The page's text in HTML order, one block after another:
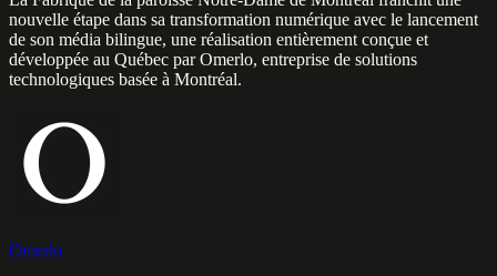
nouvelle étape dans sa transformation numérique avec le lancement
de son média bilingue, une réalisation entièrement conçue et
développée au Québec par Omerlo, entreprise de solutions
technologiques basée à Montréal.
Omerlo